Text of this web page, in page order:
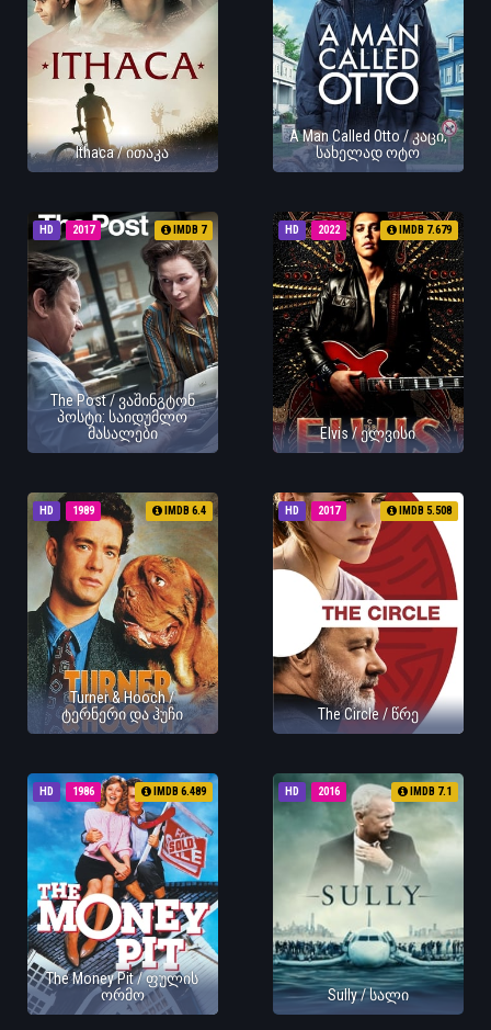
Ithaca / ითაკა
A Man Called Otto / კაცი,
სახელად ოტო
HD 2017 IMDB 7
The Post / ვაშინგტონ
პოსტი: საიდუმლო
მასალები
HD 2022 IMDB 7.679
Elvis / ელვისი
HD 1989 IMDB 6.4
Turner & Hooch /
ტერნერი და ჰუჩი
HD 2017 IMDB 5.508
The Circle / წრე
HD 1986 IMDB 6.489
The Money Pit / ფულის
ორმო
HD 2016 IMDB 7.1
Sully / სალი